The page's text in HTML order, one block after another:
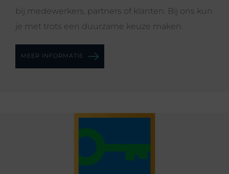
bij medewerkers, partners of klanten. Bij ons kun
je met trots een duurzame keuze maken.
MEER INFORMATIE